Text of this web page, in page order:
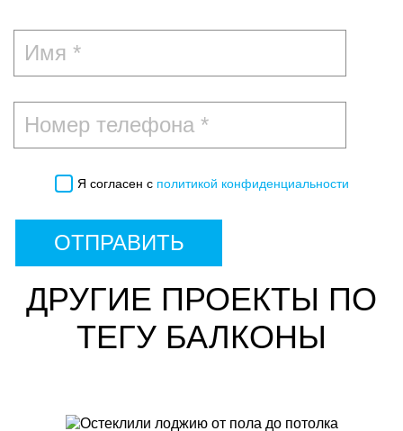
Я согласен с политикой конфиденциальности
ОТПРАВИТЬ
ДРУГИЕ ПРОЕКТЫ ПО
ТЕГУ БАЛКОНЫ